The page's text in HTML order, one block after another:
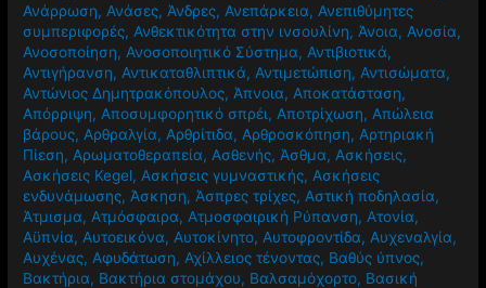
Ανάρρωση, Ανάσες, Άνδρες, Ανεπάρκεια, Ανεπιθύμητες
συμπεριφορές, Ανθεκτικότητα στην ινσουλίνη, Άνοια, Ανοσία,
Ανοσοποίηση, Ανοσοποιητικό Σύστημα, Αντιβιοτικά,
Αντιγήρανση, Αντικαταθλιπτικά, Αντιμετώπιση, Αντισώματα,
Αντώνιος Δημητρακόπουλος, Άπνοια, Αποκατάσταση,
Απόρριψη, Αποσυμφορητικό σπρέι, Αποτρίχωση, Απώλεια
βάρους, Αρθραλγία, Αρθρίτιδα, Αρθροσκόπηση, Αρτηριακή
Πίεση, Αρωματοθεραπεία, Ασθενής, Άσθμα, Ασκήσεις,
Ασκήσεις Kegel, Ασκήσεις γυμναστικής, Ασκήσεις
ενδυνάμωσης, Άσκηση, Άσπρες τρίχες, Αστική ποδηλασία,
Άτμισμα, Ατμόσφαιρα, Ατμοσφαιρική Ρύπανση, Ατονία,
Αϋπνία, Αυτοεικόνα, Αυτοκίνητο, Αυτοφροντίδα, Αυχεναλγία,
Αυχένας, Αφυδάτωση, Αχίλλειος τένοντας, Βαθύς ύπνος,
Βακτήρια, Βακτήρια στομάχου, Βαλσαμόχορτο, Βασική